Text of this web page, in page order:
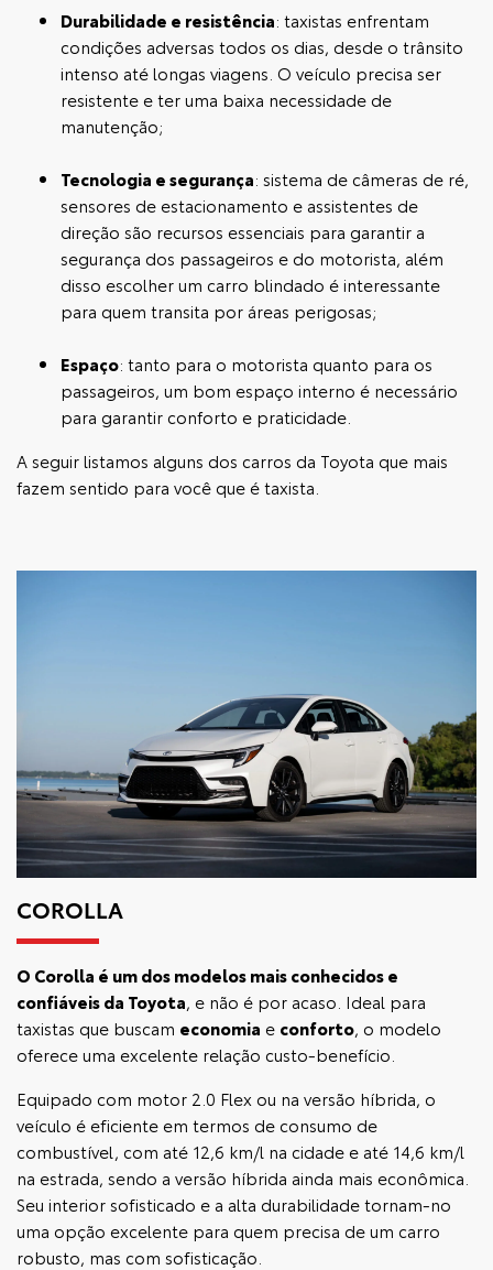
Durabilidade e resistência: taxistas enfrentam
condições adversas todos os dias, desde o trânsito
intenso até longas viagens. O veículo precisa ser
resistente e ter uma baixa necessidade de
manutenção;
Tecnologia e segurança: sistema de câmeras de ré,
sensores de estacionamento e assistentes de
direção são recursos essenciais para garantir a
segurança dos passageiros e do motorista, além
disso escolher um carro blindado é interessante
para quem transita por áreas perigosas;
Espaço: tanto para o motorista quanto para os
passageiros, um bom espaço interno é necessário
para garantir conforto e praticidade.
A seguir listamos alguns dos carros da Toyota que mais
fazem sentido para você que é taxista.
COROLLA
O Corolla é um dos modelos mais conhecidos e
confiáveis da Toyota, e não é por acaso. Ideal para
taxistas que buscam economia e conforto, o modelo
oferece uma excelente relação custo-benefício.
Equipado com motor 2.0 Flex ou na versão híbrida, o
veículo é eficiente em termos de consumo de
combustível, com até 12,6 km/l na cidade e até 14,6 km/l
na estrada, sendo a versão híbrida ainda mais econômica.
Seu interior sofisticado e a alta durabilidade tornam-no
uma opção excelente para quem precisa de um carro
robusto, mas com sofisticação.